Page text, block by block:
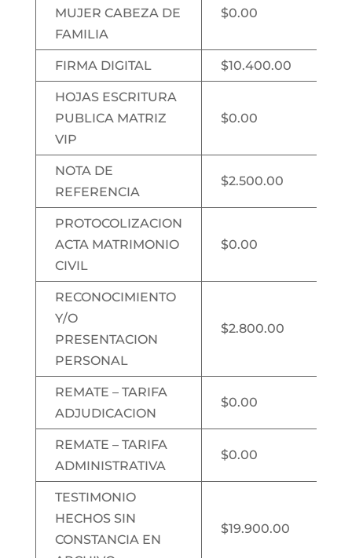
MUJER CABEZA DE
FAMILIA
$0.00
FIRMA DIGITAL $10.400.00
HOJAS ESCRITURA
PUBLICA MATRIZ
VIP
$0.00
NOTA DE
REFERENCIA
$2.500.00
PROTOCOLIZACION
ACTA MATRIMONIO
CIVIL
$0.00
RECONOCIMIENTO
Y/O
PRESENTACION
PERSONAL
$2.800.00
REMATE – TARIFA
ADJUDICACION
$0.00
REMATE – TARIFA
ADMINISTRATIVA
$0.00
TESTIMONIO
HECHOS SIN
CONSTANCIA EN
$19.900.00